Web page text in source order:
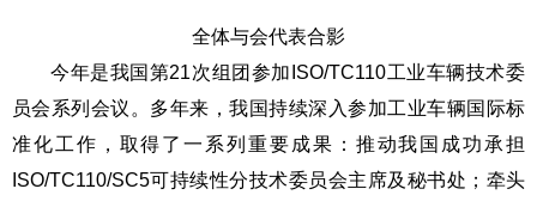
全体与会代表合影
今年是我国第21次组团参加 ISO/TC110工业车辆技术委
员会系列会议。多年来，我国持续深入参加工业车辆国际标
准化工作，取得了一系列重要成果：推动我国成功承担
ISO/TC110/SC5可持续性分技术委员会主席及秘书处；牵头